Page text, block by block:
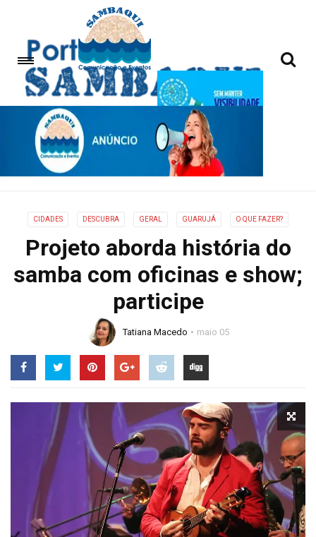
CIDADES DESCUBRA GERAL GUARUJÁ O QUE FAZER?
Projeto aborda história do
samba com oficinas e show;
participe
Tatiana Macedo maio 05